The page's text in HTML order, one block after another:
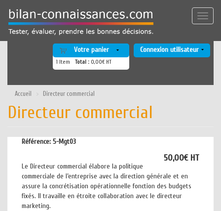
contenu
principal
Toggle
Votre panier
1 Item Total : 0,00€ HT
Connexion utilisateur
Accueil Directeur commercial
Directeur commercial
Référence: 5-Mgt03
50,00€ HT
Le Directeur commercial élabore la politique
commerciale de l’entreprise avec la direction générale et en
assure la concrétisation opérationnelle fonction des budgets
fixés. Il travaille en étroite collaboration avec le directeur
marketing.